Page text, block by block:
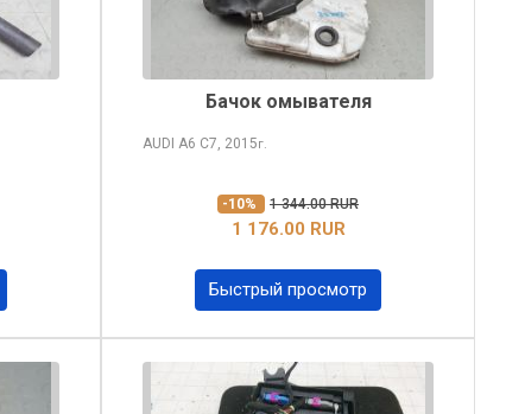
Бачок омывателя
AUDI A6 C7, 2015г.
-10% 1 344.00 RUR
1 176.00 RUR
Быстрый просмотр